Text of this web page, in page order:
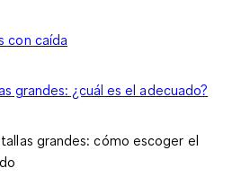
con caída
grandes: ¿cuál es el adecuado?
grandes: cómo escoger el